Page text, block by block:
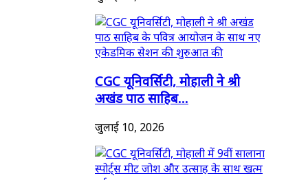
CGC यूनिवर्सिटी, मोहाली ने श्री
अखंड पाठ साहिब...
जुलाई 10, 2026